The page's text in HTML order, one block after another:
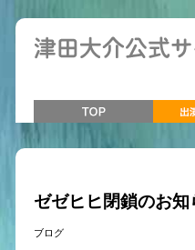
ゼゼヒヒ閉鎖のお知
ブログ